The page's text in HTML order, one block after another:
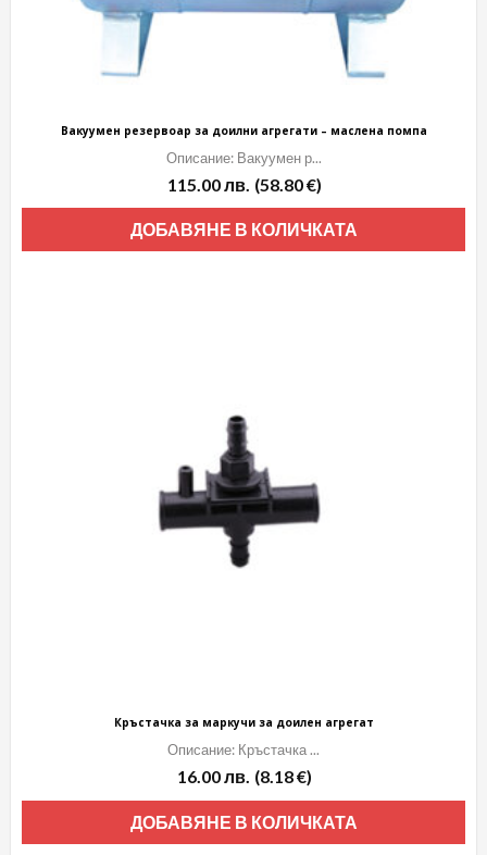
Вакуумен резервоар за доилни агрегати – маслена помпа
Описание: Вакуумен р...
115.00лв. (58.80 €)
ДОБАВЯНЕ В КОЛИЧКАТА
Кръстачка за маркучи за доилен агрегат
Описание: Кръстачка ...
16.00лв. (8.18 €)
ДОБАВЯНЕ В КОЛИЧКАТА